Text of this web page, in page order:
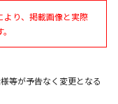
商品です
り、掲載画像と実際
等が予告なく変更となる